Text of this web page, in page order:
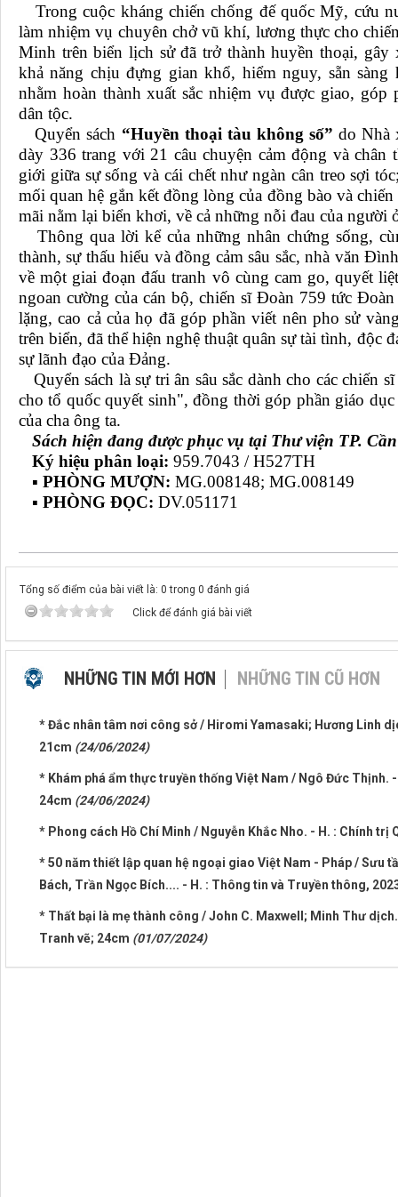
Trong cuộc kháng chiến chống đế quốc Mỹ, cứu
làm nhiệm vụ chuyên chở vũ khí, lương thực cho
Minh trên biển lịch sử đã trở thành huyền thoại,
khả năng chịu đựng gian khổ, hiểm nguy, sẵn
nhằm hoàn thành xuất sắc nhiệm vụ được giao,
dân tộc.
Quyển sách “Huyền thoại tàu không số” do Nhà
dày 336 trang với 21 câu chuyện cảm động và
giới giữa sự sống và cái chết như ngàn cân treo sợi
mối quan hệ gắn kết đồng lòng của đồng bào và
mãi nằm lại biển khơi, về cả những nỗi đau của
Thông qua lời kể của những nhân chứng sống,
thành, sự thấu hiểu và đồng cảm sâu sắc, nhà văn
về một giai đoạn đấu tranh vô cùng cam go, quyết
ngoan cường của cán bộ, chiến sĩ Đoàn 759 tức
lặng, cao cả của họ đã góp phần viết nên pho sử
trên biển, đã thể hiện nghệ thuật quân sự tài tình, độc
sự lãnh đạo của Đảng.
Quyển sách là sự tri ân sâu sắc dành cho các chiến
cho tổ quốc quyết sinh", đồng thời góp phần giáo
của cha ông ta.
Sách hiện đang được phục vụ tại Thư viện TP.
Ký hiệu phân loại: 959.7043 / H527TH
▪ PHÒNG MƯỢN: MG.008148; MG.008149
▪ PHÒNG ĐỌC: DV.051171
Tổng số điểm của bài viết là: 0 trong 0 đánh giá
Click để đánh giá bài viết
NHỮNG TIN MỚI HƠN NHỮNG TIN CŨ HƠN
* Đắc nhân tâm nơi công sở / Hiromi Yamasaki; Hương Linh
21cm (24/06/2024)
* Khám phá ẩm thực truyền thống Việt Nam / Ngô Đức Thịnh.
24cm (24/06/2024)
* Phong cách Hồ Chí Minh / Nguyễn Khắc Nho. - H. : Chính
* 50 năm thiết lập quan hệ ngoại giao Việt Nam - Pháp / Sưu
Bách, Trần Ngọc Bích.... - H. : Thông tin và Truyền thông,
* Thất bại là mẹ thành công / John C. Maxwell; Minh Thư
Tranh vẽ; 24cm (01/07/2024)